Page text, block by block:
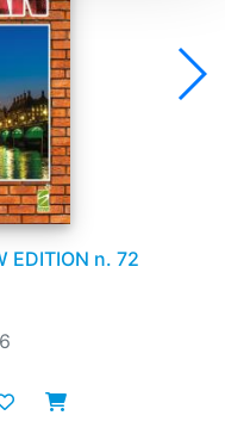
EDITION n. 72